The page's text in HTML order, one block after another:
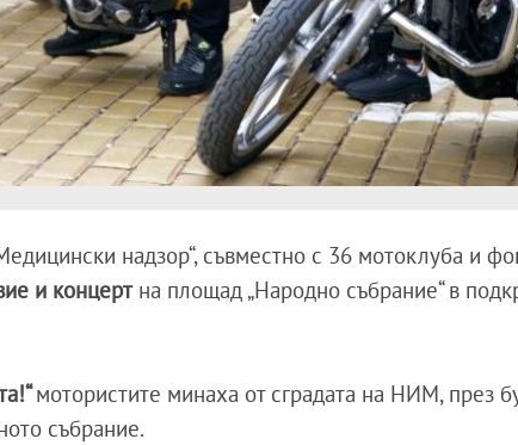
надзор“, съвместно с 36 мотоклуба и
и концертна площад „Народно събрание“ в
мотористите минаха от сградата на НИМ, през
събрание.